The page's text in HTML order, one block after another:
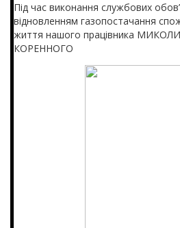
Під час виконання службових
відновленням газопостачання
життя нашого працівника
КОРЕННОГО